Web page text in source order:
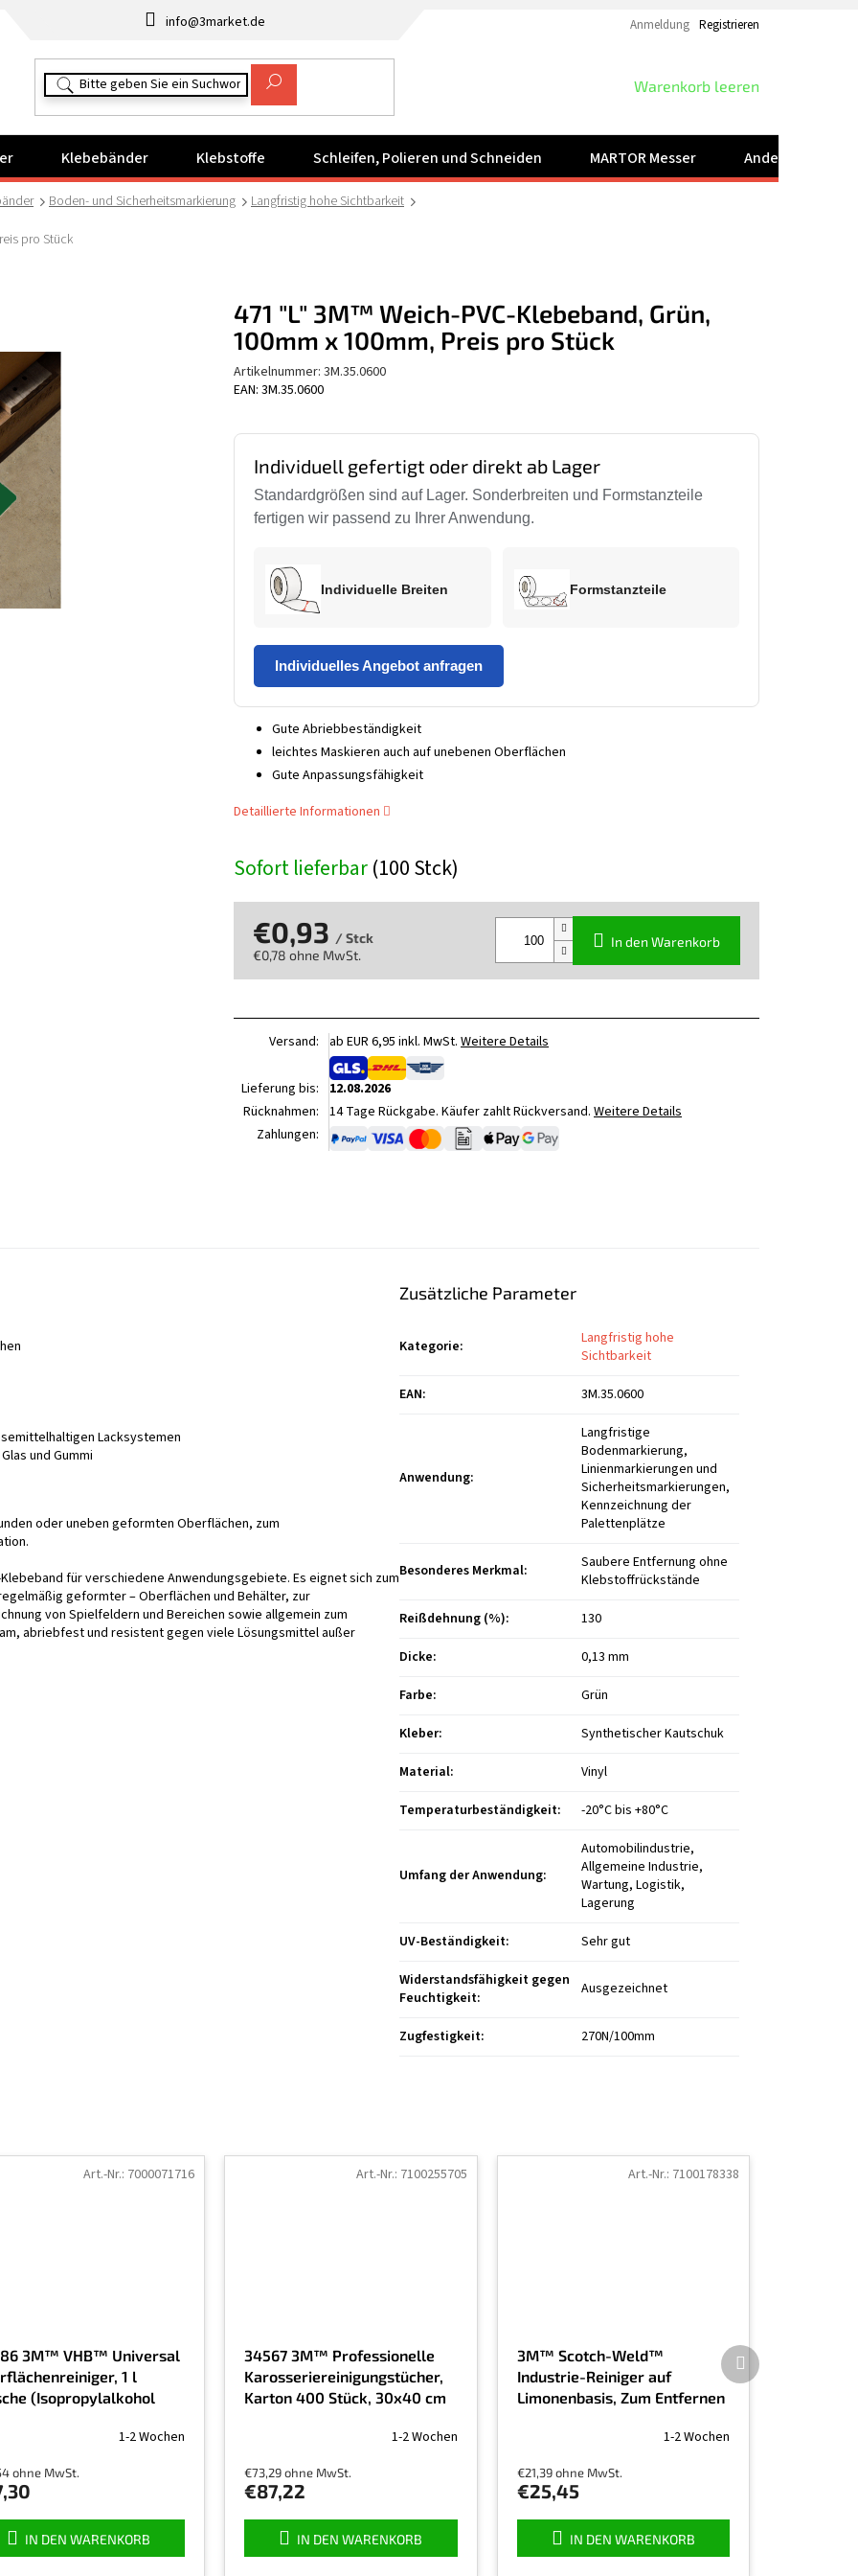
info@3market.de Anmeldung Registrieren
WARENKORB
Warenkorb leeren
Klebebänder Klebstoffe Schleifen, Polieren und Schneiden MARTOR Messer Andere Produkte
Boden- und Sicherheitsmarkierung
Langfristig hohe Sichtbarkeit
pro Stück
Sofort lieferbar(100 Stck)
Individuell gefertigt oder direkt ab Lager
Standardgrößen sind auf Lager. Sonderbreiten und Formstanzteile
fertigen wir passend zu Ihrer Anwendung.
Individuelle Breiten Formstanzteile
Individuelles Angebot anfragen
Gute Abriebbeständigkeit
leichtes Maskieren auch auf unebenen Oberflächen
Gute Anpassungsfähigkeit
Detaillierte Informationen
€0,93 / Stck
€0,78 ohne MwSt.
In den Warenkorb
471 "L" 3M™ Weich-PVC-Klebeband, Grün,
100mm x 100mm, Preis pro Stück
Artikelnummer: 3M.35.0600
EAN: 3M.35.0600
Versand: ab EUR 6,95 inkl. MwSt. Weitere Details
Lieferung bis:
12.08.2026
Rücknahmen: 14 Tage Rückgabe. Käufer zahlt Rückversand. Weitere Details
Zahlungen:
3M™ VHB™ Universal
1 l
(Isopropylalkohol
1-2 Wochen
ohne MwSt.
IN DEN WARENKORB
Art.-Nr.: 7000071716
34567 3M™ Professionelle
Karosseriereinigungstücher,
Karton 400 Stück, 30x40 cm
1-2 Wochen
€73,29 ohne MwSt.
€87,22
IN DEN WARENKORB
Art.-Nr.: 7100255705
3M™ Scotch-Weld™
Industrie-Reiniger auf
Limonenbasis, Zum Entfernen
(Cleaner Spray 50098)
Produktbewertung
ist
1-2 Wochen
€21,39 ohne MwSt.
€25,45
IN DEN WARENKORB
Art.-Nr.: 7100178338
Nächstes
Produkt
Lacksystemen
und Gummi
oder uneben geformten Oberflächen, zum
für verschiedene Anwendungsgebiete. Es eignet sich zum
geformter – Oberflächen und Behälter, zur
von Spielfeldern und Bereichen sowie allgemein zum
abriebfest und resistent gegen viele Lösungsmittel außer
Zusätzliche Parameter
Kategorie:
Langfristig hohe
Sichtbarkeit
EAN: 3M.35.0600
Anwendung:
Langfristige
Bodenmarkierung,
Linienmarkierungen und
Sicherheitsmarkierungen,
Kennzeichnung der
Palettenplätze
Besonderes Merkmal:
Saubere Entfernung ohne
Klebstoffrückstände
Reißdehnung (%):
130
Dicke:
0,13 mm
Farbe:
Grün
Kleber:
Synthetischer Kautschuk
Material:
Vinyl
Temperaturbeständigkeit: -20°C bis +80°C
Umfang der Anwendung:
Automobilindustrie,
Allgemeine Industrie,
Wartung, Logistik,
Lagerung
UV-Beständigkeit:
Sehr gut
Widerstandsfähigkeit gegen
Feuchtigkeit: Ausgezeichnet
Zugfestigkeit: 270N/100mm